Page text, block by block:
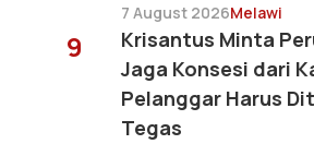
7 August 2026Melawi
9
Krisantus Minta
Jaga Konsesi dari
Pelanggar Harus
Tegas